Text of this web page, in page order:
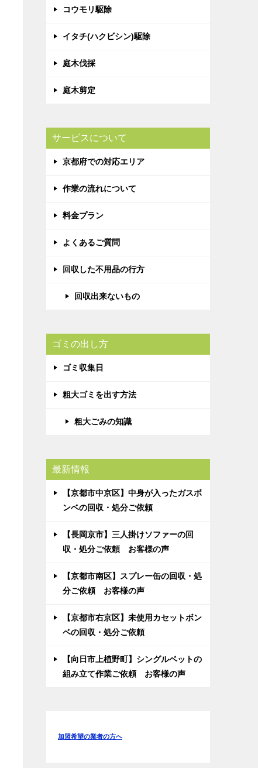
コウモリ駆除
イタチ(ハクビシン)駆除
庭木伐採
庭木剪定
サービスについて
京都府での対応エリア
作業の流れについて
料金プラン
よくあるご質問
回収した不用品の行方
回収出来ないもの
ゴミの出し方
ゴミ収集日
粗大ゴミを出す方法
粗大ごみの知識
最新情報
【京都市中京区】中身が入ったガスボ
ンベの回収・処分ご依頼
【長岡京市】三人掛けソファーの回
収・処分ご依頼 お客様の声
【京都市南区】スプレー缶の回収・処
分ご依頼 お客様の声
【京都市右京区】未使用カセットボン
ベの回収・処分ご依頼
【向日市上植野町】シングルベットの
組み立て作業ご依頼 お客様の声
加盟希望の業者の方へ